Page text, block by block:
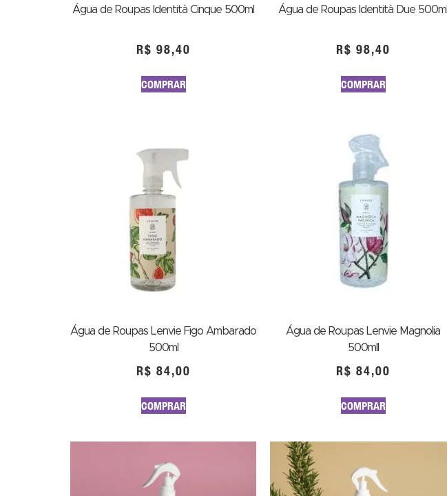
Água de Roupas Identità Cinque 500ml
R$ 98,40
COMPRAR
Água de Roupas Identità Due 500ml
R$ 98,40
COMPRAR
Água de Roupas Lenvie Figo Ambarado
500ml
R$ 84,00
COMPRAR
Água de Roupas Lenvie Magnolia
500mll
R$ 84,00
COMPRAR